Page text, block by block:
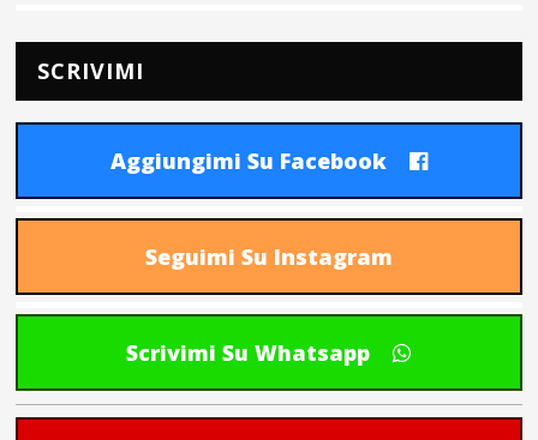
SCRIVIMI
Aggiungimi Su Facebook
Seguimi Su Instagram
Scrivimi Su Whatsapp